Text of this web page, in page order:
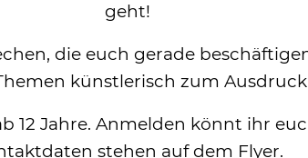
geht!
die euch gerade
künstlerisch zum
12 Jahre. Anmelden könnt ihr
stehen auf dem Flyer.